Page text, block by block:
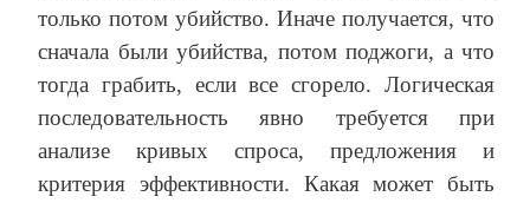
только потом убийство. Иначе получается, что
сначала были убийства, потом поджоги, а что
тогда грабить, если все сгорело. Логическая
последовательность явно требуется при
анализе кривых спроса, предложения и
критерия эффективности. Какая может быть